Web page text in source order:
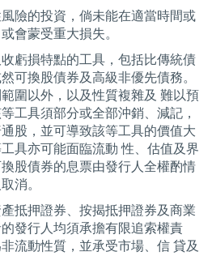
險的投資，倘未能在適當時間或
會蒙受重大損失。
虧損特點的工具，包括比傳統債
可換股債券及高級非優先債務。
圍以外，以及性質複雜及 難以預
工具須部分或全部沖銷、減記，
股，並可導致該等工具的價值大
具亦可能面臨流動 性、估值及界
股債券的息票由發行人全權酌情
消。
抵押證券、按揭抵押證券及商業
發行人均須承擔有限追索權責
流動性質，並承受市場、信 貸及